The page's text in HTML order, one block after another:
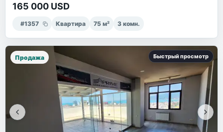
165 000 USD
#1357 Квартира 75 м² 3 комн.
Продажа Быстрый просмотр